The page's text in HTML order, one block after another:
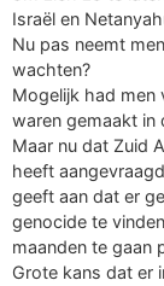
Israël en
Nu pas neemt
wachten?
Mogelijk had men
waren gemaakt in
Maar nu dat Zuid
heeft
geeft aan dat er
genocide te
maanden te gaan
Grote kans dat er